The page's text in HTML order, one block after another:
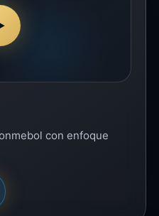
con enfoque